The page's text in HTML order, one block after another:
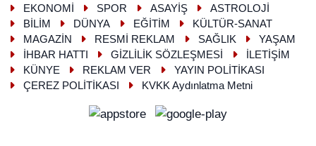
EKONOMİ
SPOR ASAYİŞ
ASTROLOJİ
BİLİM
DÜNYA EĞİTİM
KÜLTÜR-SANAT
MAGAZİN
RESMİ REKLAM SAĞLIK
YAŞAM
İHBAR HATTI
GİZLİLİK SÖZLEŞMESİ
İLETİŞİM
KÜNYE
REKLAM VER
YAYIN POLİTİKASI
ÇEREZ POLİTİKASI
KVKK Aydınlatma Metni